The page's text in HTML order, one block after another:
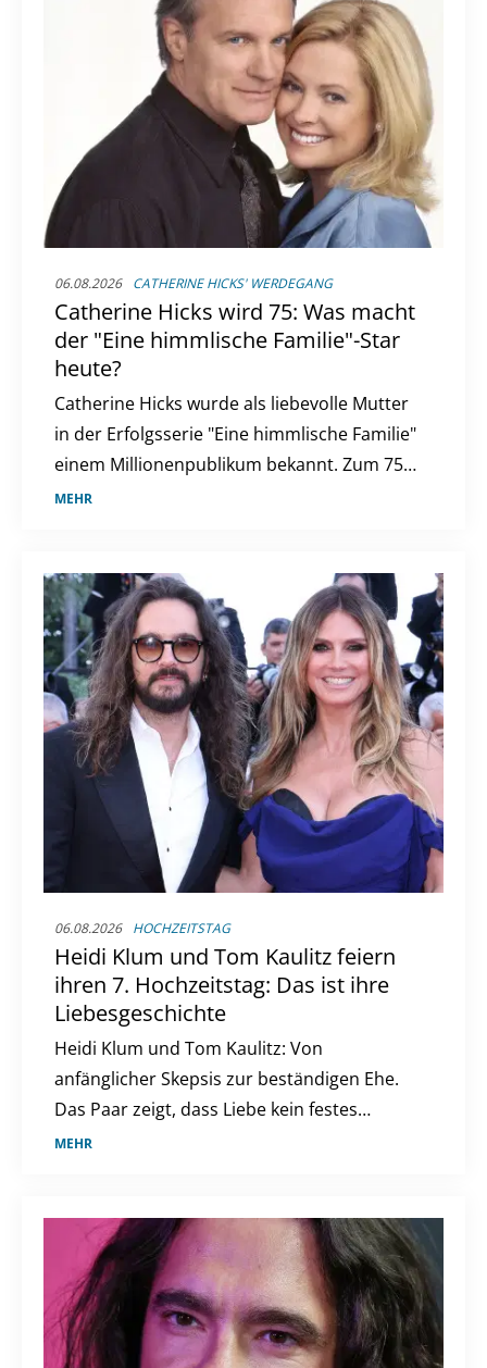
06.08.2026 CATHERINE HICKS' WERDEGANG
Catherine Hicks wird 75: Was macht
der "Eine himmlische Familie"-Star
heute?
Catherine Hicks wurde als liebevolle Mutter
in der Erfolgsserie "Eine himmlische Familie"
einem Millionenpublikum bekannt. Zum 75.
Geburtstag der Schauspielerin stellt sich die
MEHR
06.08.2026 HOCHZEITSTAG
Heidi Klum und Tom Kaulitz feiern
ihren 7. Hochzeitstag: Das ist ihre
Liebesgeschichte
Heidi Klum und Tom Kaulitz: Von
anfänglicher Skepsis zur beständigen Ehe.
Das Paar zeigt, dass Liebe kein festes
Tempo kennt und alle Zweifel überdauern
MEHR